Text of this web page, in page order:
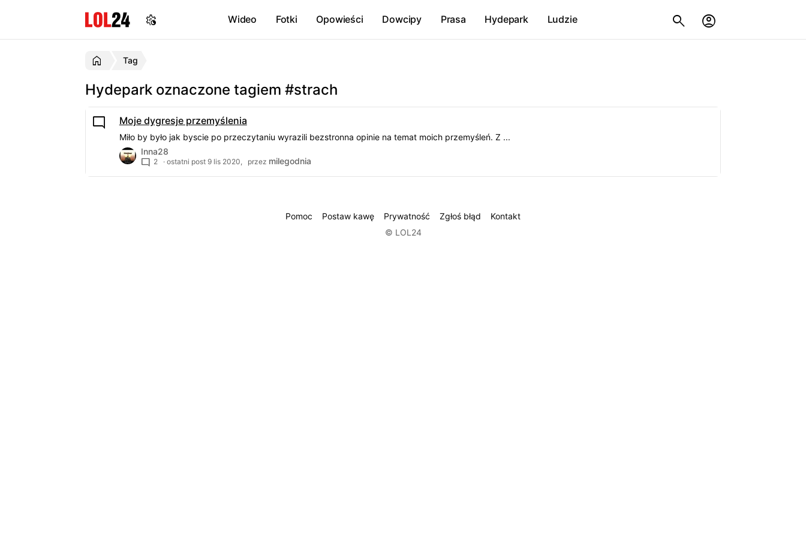
Wideo Fotki Opowieści Dowcipy Prasa Hydepark Ludzie
Tag
Hydepark oznaczone tagiem #strach
Moje dygresje przemyślenia
Miło by było jak byscie po przeczytaniu wyrazili bezstronna opinie na temat moich przemyśleń. Z ...
Inna28
2 · ostatni post 9 lis 2020, przez milegodnia
Pomoc Postaw kawę Prywatność Zgłoś błąd
Kontakt
© LOL24